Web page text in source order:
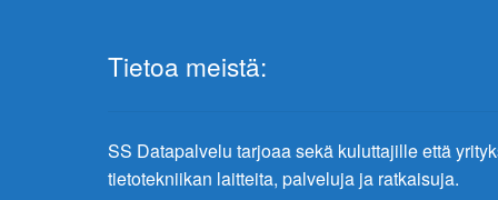
Tietoa meistä:
SS Datapalvelu tarjoaa sekä kuluttajille että
tietotekniikan laitteita, palveluja ja ratkaisuja.